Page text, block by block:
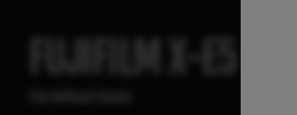
FUJIFILM X-E5